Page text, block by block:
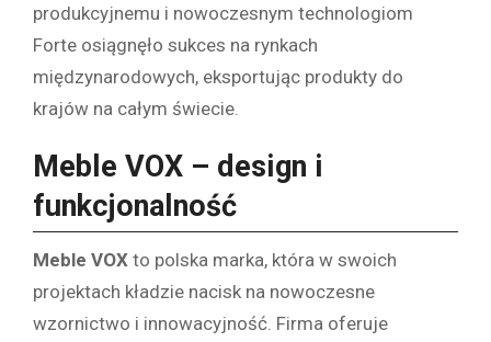
produkcyjnemu i nowoczesnym technologiom
Forte osiągnęło sukces na rynkach
międzynarodowych, eksportując produkty do
krajów na całym świecie.
Meble VOX – design i
funkcjonalność
Meble VOX to polska marka, która w swoich
projektach kładzie nacisk na nowoczesne
wzornictwo i innowacyjność. Firma oferuje